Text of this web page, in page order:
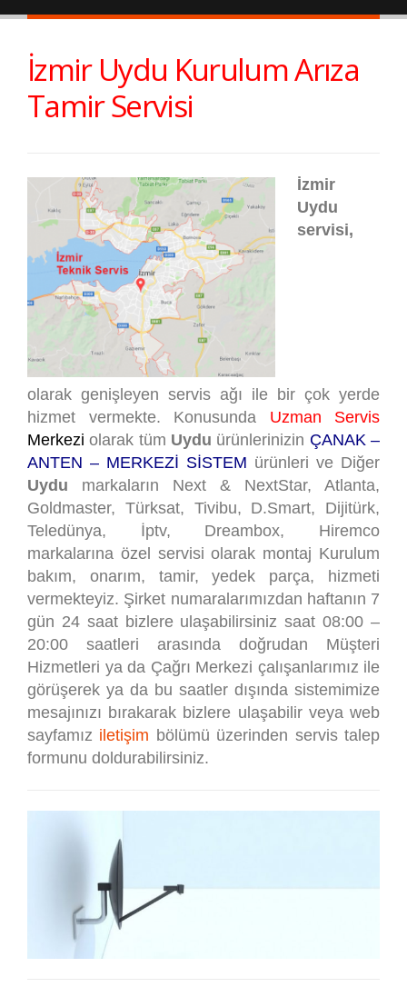
İzmir Uydu Kurulum Arıza
Tamir Servisi
İzmir
Uydu
servisi,
olarak genişleyen servis ağı ile bir çok yerde
hizmet vermekte. Konusunda Uzman Servis
Merkezi olarak tüm Uydu ürünlerinizin ÇANAK –
ANTEN – MERKEZİ SİSTEM ürünleri ve Diğer
Uydu markaların Next & NextStar, Atlanta,
Goldmaster, Türksat, Tivibu, D.Smart, Dijitürk,
Teledünya, İptv, Dreambox, Hiremco
markalarına özel servisi olarak montaj Kurulum
bakım, onarım, tamir, yedek parça, hizmeti
vermekteyiz. Şirket numaralarımızdan haftanın 7
gün 24 saat bizlere ulaşabilirsiniz saat 08:00 –
20:00 saatleri arasında doğrudan Müşteri
Hizmetleri ya da Çağrı Merkezi çalışanlarımız ile
görüşerek ya da bu saatler dışında sistemimize
mesajınızı bırakarak bizlere ulaşabilir veya web
sayfamız iletişim bölümü üzerinden servis talep
formunu doldurabilirsiniz.